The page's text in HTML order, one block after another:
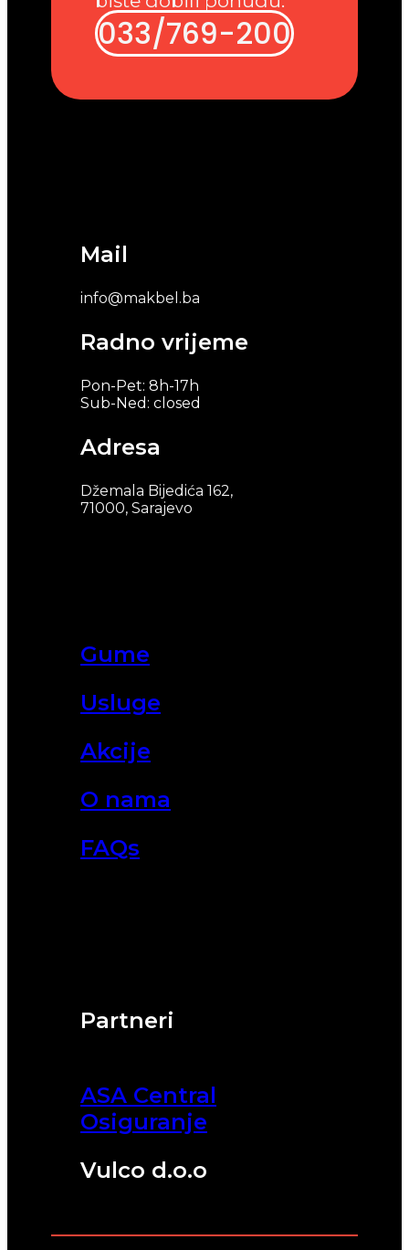
Partneri
ASA Central
Osiguranje
Vulco d.o.o
Gume
Usluge
Akcije
O nama
FAQs
Mail
info@makbel.ba
Radno vrijeme
Pon-Pet: 8h-17h
Sub-Ned: closed
Adresa
Džemala Bijedića 162,
71000, Sarajevo
033/769-200